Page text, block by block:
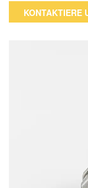
da es keine
ideal für
KONTAKTIERE